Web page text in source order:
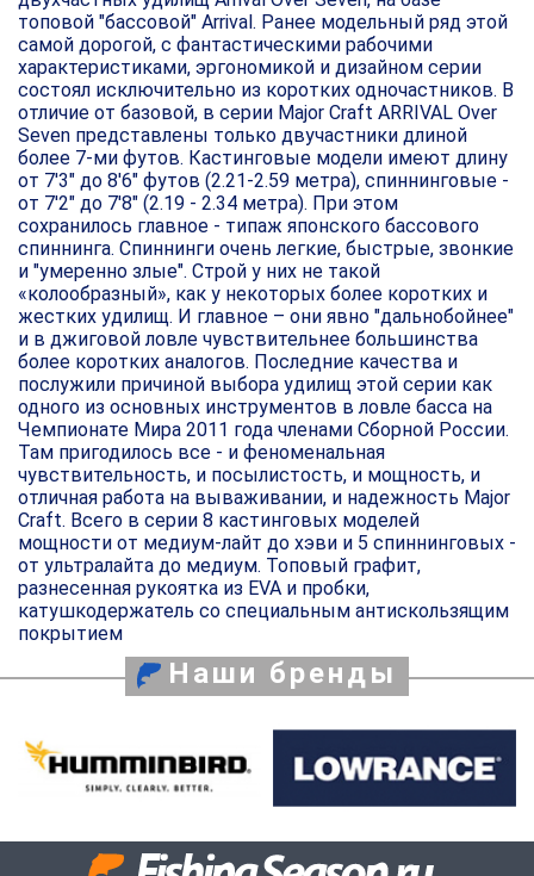
топовой "бассовой" Arrival. Ранее модельный ряд этой
самой дорогой, с фантастическими рабочими
характеристиками, эргономикой и дизайном серии
состоял исключительно из коротких одночастников. В
отличие от базовой, в серии Major Craft ARRIVAL Over
Seven представлены только двучастники длиной
более 7-ми футов. Кастинговые модели имеют длину
от 7'3" до 8'6" футов (2.21-2.59 метра), спиннинговые -
от 7'2" до 7'8" (2.19 - 2.34 метра). При этом
сохранилось главное - типаж японского бассового
спиннинга. Спиннинги очень легкие, быстрые, звонкие
и "умеренно злые". Строй у них не такой
«колообразный», как у некоторых более коротких и
жестких удилищ. И главное – они явно "дальнобойнее"
и в джиговой ловле чувствительнее большинства
более коротких аналогов. Последние качества и
послужили причиной выбора удилищ этой серии как
одного из основных инструментов в ловле басса на
Чемпионате Мира 2011 года членами Сборной России.
Там пригодилось все - и феноменальная
чувствительность, и посылистость, и мощность, и
отличная работа на вываживании, и надежность Major
Craft. Всего в серии 8 кастинговых моделей
мощности от медиум-лайт до хэви и 5 спиннинговых -
от ультралайта до медиум. Топовый графит,
разнесенная рукоятка из EVA и пробки,
катушкодержатель со специальным антискользящим
покрытием
Наши бренды